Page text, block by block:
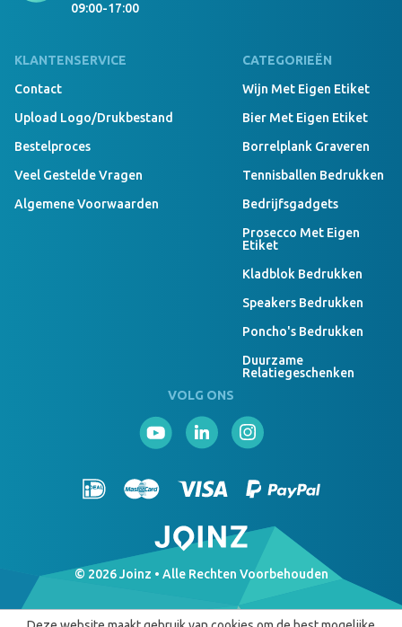
09:00-17:00
KLANTENSERVICE
Contact
Upload Logo/drukbestand
Bestelproces
Veel Gestelde Vragen
Algemene Voorwaarden
CATEGORIEËN
Wijn Met Eigen Etiket
Bier Met Eigen Etiket
Borrelplank Graveren
Tennisballen Bedrukken
Bedrijfsgadgets
Prosecco Met Eigen
Etiket
Kladblok Bedrukken
Speakers Bedrukken
Poncho's Bedrukken
Duurzame
Relatiegeschenken
VOLG ONS
© 2026 Joinz • Alle Rechten Voorbehouden